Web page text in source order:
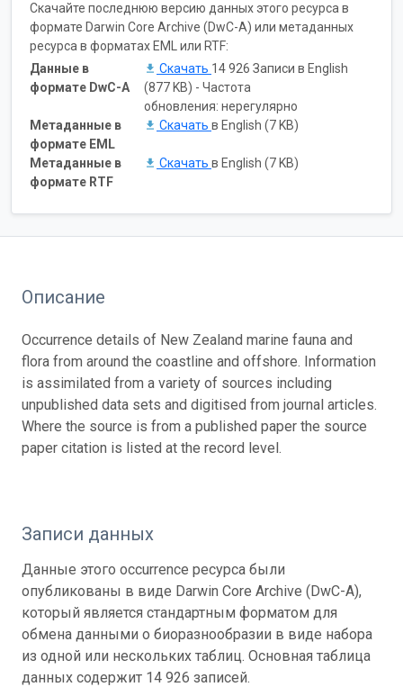
Скачайте последнюю версию данных этого ресурса в
формате Darwin Core Archive (DwC-A) или метаданных
ресурса в форматах EML или RTF:
Данные в
формате DwC-A
Скачать 14 926 Записи в English
(877 KB) - Частота
обновления: нерегулярно
Метаданные в
формате EML
Скачать в English (7 KB)
Метаданные в
формате RTF
Скачать в English (7 KB)
Описание
Occurrence details of New Zealand marine fauna and
flora from around the coastline and offshore. Information
is assimilated from a variety of sources including
unpublished data sets and digitised from journal articles.
Where the source is from a published paper the source
paper citation is listed at the record level.
Записи данных
Данные этого occurrence ресурса были
опубликованы в виде Darwin Core Archive (DwC-A),
который является стандартным форматом для
обмена данными о биоразнообразии в виде набора
из одной или нескольких таблиц. Основная таблица
данных содержит 14 926 записей.